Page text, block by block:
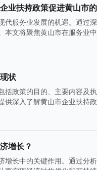
业扶持政策促进黄山市
代服务业发展的机遇。通过
本文将聚焦黄山市在服务业
状
括政策的目的、主要内容及
供深入了解黄山市企业扶持
增长？
增长中的关键作用。通过分